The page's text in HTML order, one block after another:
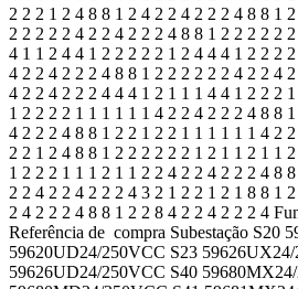
2 2 2 1 2 4 8 8 1 2 4 2 2 4 2 2 2 4 8 8 1
2 2 2 2 2 4 2 2 4 2 2 2 4 8 8 1 2 2 2 2 2
4 1 1 2 4 4 1 2 2 2 2 2 1 2 4 4 4 1 2 2 2
4 2 2 4 2 2 2 4 8 8 1 2 2 2 2 2 2 4 2 2 4
4 2 2 4 2 2 2 4 4 4 1 2 1 1 1 4 4 1 2 2 2
1 2 2 2 2 1 1 1 1 1 1 4 2 2 4 2 2 2 4 8 8
4 2 2 2 4 8 8 1 2 2 1 2 2 1 1 1 1 1 1 4 2
2 2 1 2 4 8 8 1 2 2 2 2 2 2 1 2 1 1 2 1 1
1 2 2 2 1 1 1 2 1 1 2 2 4 2 2 4 2 2 2 4 8
2 2 4 2 2 4 2 2 2 4 3 2 1 2 2 1 2 1 8 8 1
2 4 2 2 2 4 8 8 1 2 2 8 4 2 2 4 2 2 2 4
Referência de compra Subestação S20
59620UD24/250VCC S23
59626UD24/250VCC S40